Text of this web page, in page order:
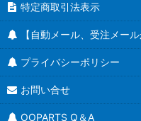
特定商取引法表示
【自動メール、受注メー
プライバシーポリシー
お問い合せ
OOPARTS Q＆A